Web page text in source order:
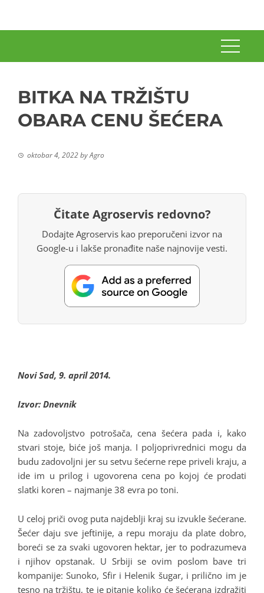
BITKA NA TRŽIŠTU
OBARA CENU ŠEĆERA
oktobar 4, 2022byAgro
Čitate Agroservis redovno?
Dodajte Agroservis kao preporučeni izvor na
Google-u i lakše pronađite naše najnovije vesti.
Novi Sad, 9. april 2014.
Izvor: Dnevnik
Na zadovoljstvo potrošača, cena šećera pada i, kako
stvari stoje, biće još manja. I poljoprivrednici mogu da
budu zadovoljni jer su setvu šećerne repe priveli kraju, a
ide im u prilog i ugovorena cena po kojoj će prodati
slatki koren – najmanje 38 evra po toni.
U celoj priči ovog puta najdeblji kraj su izvukle šećerane.
Šećer daju sve jeftinije, a repu moraju da plate dobro,
boreći se za svaki ugovoren hektar, jer to podrazumeva
i njihov opstanak. U Srbiji se ovim poslom bave tri
kompanije: Sunoko, Sfir i Helenik šugar, i prilično im je
tesno na tržištu, te je pitanje koliko će šećerana izdražiti